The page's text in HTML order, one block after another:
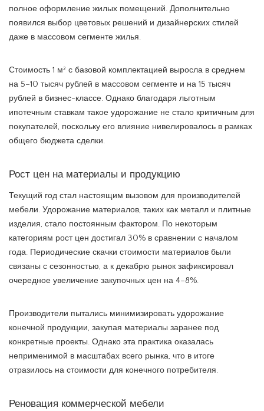
полное оформление жилых помещений. Дополнительно
появился выбор цветовых решений и дизайнерских стилей
даже в массовом сегменте жилья.
Стоимость 1 м² с базовой комплектацией выросла в среднем
на 5–10 тысяч рублей в массовом сегменте и на 15 тысяч
рублей в бизнес-классе. Однако благодаря льготным
ипотечным ставкам такое удорожание не стало критичным для
покупателей, поскольку его влияние нивелировалось в рамках
общего бюджета сделки.
Рост цен на материалы и продукцию
Текущий год стал настоящим вызовом для производителей
мебели. Удорожание материалов, таких как металл и плитные
изделия, стало постоянным фактором. По некоторым
категориям рост цен достигал 30% в сравнении с началом
года. Периодические скачки стоимости материалов были
связаны с сезонностью, а к декабрю рынок зафиксировал
очередное увеличение закупочных цен на 4–8%.
Производители пытались минимизировать удорожание
конечной продукции, закупая материалы заранее под
конкретные проекты. Однако эта практика оказалась
неприменимой в масштабах всего рынка, что в итоге
отразилось на стоимости для конечного потребителя.
Реновация коммерческой мебели